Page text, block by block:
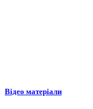
Відео матеріали